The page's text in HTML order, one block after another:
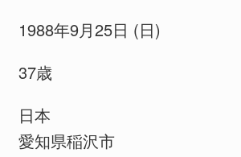
1988年9月25日 (日)
37歳
日本
愛知県稲沢市